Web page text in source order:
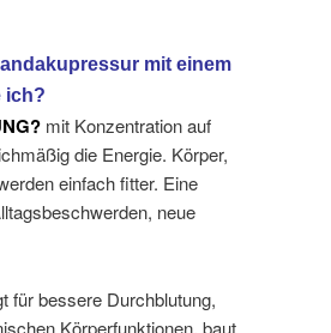
mit einem
ich?
mit Konzentration auf
die Energie. Körper,
einfach fitter. Eine
neue
für bessere Durchblutung,
Körperfunktionen, baut